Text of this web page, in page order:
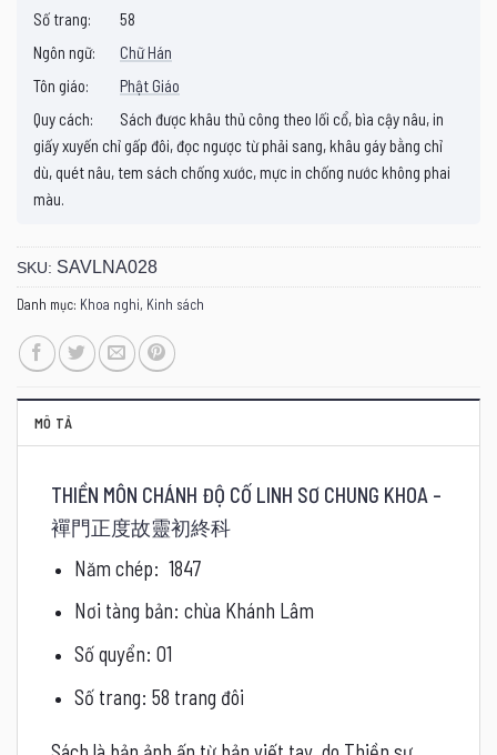
Số trang:
58
Ngôn ngữ:
Chữ Hán
Tôn giáo:
Phật Giáo
Quy cách:
Sách được khâu thủ công theo lối cổ, bìa cậy nâu, in
giấy xuyến chỉ gấp đôi, đọc ngược từ phải sang, khâu gáy bằng chỉ
dù, quét nâu, tem sách chống xước, mực in chống nước không phai
màu.
SKU: SAVLNA028
Danh mục: Khoa nghi, Kinh sách
MÔ TẢ
THIỀN MÔN CHÁNH ĐỘ CỐ LINH SƠ CHUNG KHOA –
襌門正度故靈初終科
Năm chép: 1847
Nơi tàng bản: chùa Khánh Lâm
Số quyển: 01
Số trang: 58 trang đôi